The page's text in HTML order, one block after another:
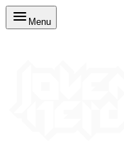
Menu